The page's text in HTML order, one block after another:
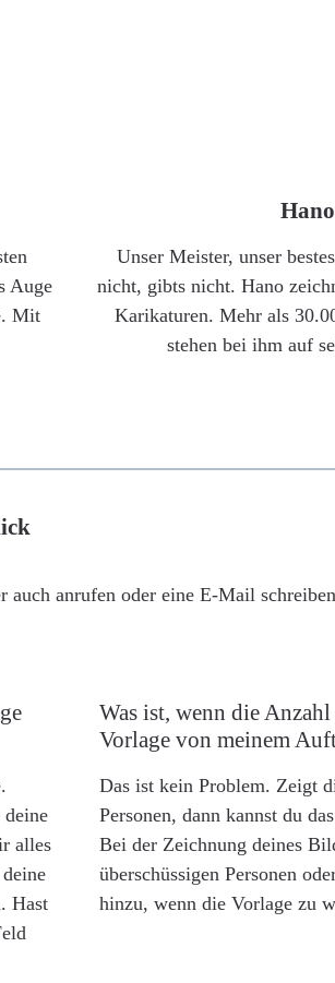
Auge
Mit
Hano
Unser Meister, unser
nicht, gibts nicht. Hano
Karikaturen. Mehr als
stehen bei ihm auf
auch anrufen oder eine E-Mail
alles
Hast
Was ist, wenn die
Vorlage von meinem
Das ist kein Problem. Zeigt
Personen, dann kannst du
Bei der Zeichnung deines
überschüssigen Personen
hinzu, wenn die Vorlage zu